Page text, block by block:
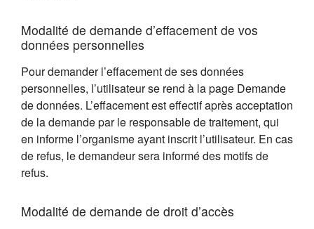
Modalité de demande d’effacement de vos
données personnelles
Pour demander l’effacement de ses données
personnelles, l’utilisateur se rend à la page Demande
de données. L’effacement est effectif après acceptation
de la demande par le responsable de traitement, qui
en informe l’organisme ayant inscrit l’utilisateur. En cas
de refus, le demandeur sera informé des motifs de
refus.
Modalité de demande de droit d’accès